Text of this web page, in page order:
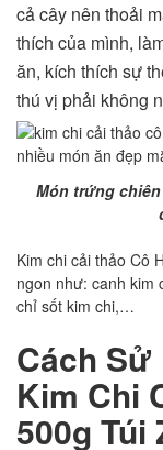
cả cây nên thoải
thích của mình,
ăn, kích thích sự
thú vị phải không
Món trứng
Kim chi cải thảo Cô
ngon như: canh kim
chỉ sốt kim chi,…
Cách Sử
Kim Chi
500g Túi